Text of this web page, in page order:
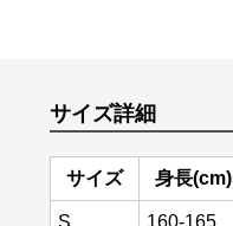
サイズ詳細
サイズ 身長(cm)
S 160-165